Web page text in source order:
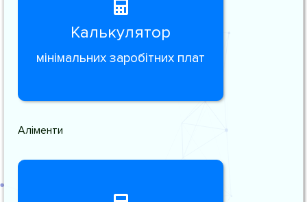
Калькулятор
мінімальних заробітних плат
Аліменти